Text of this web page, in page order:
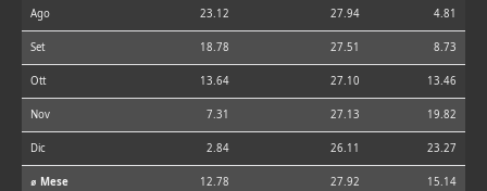
Ago 23.12 27.94 4.81
Set 18.78 27.51 8.73
Ott 13.64 27.10 13.46
Nov 7.31 27.13 19.82
Dic 2.84 26.11 23.27
⌀ Mese 12.78 27.92 15.14